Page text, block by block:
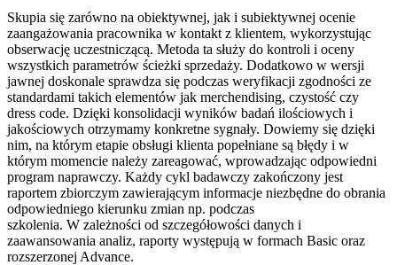
Skupia się zarówno na obiektywnej, jak i subiektywnej ocenie
zaangażowania pracownika w kontakt z klientem, wykorzystując
obserwację uczestniczącą. Metoda ta służy do kontroli i oceny
wszystkich parametrów ścieżki sprzedaży. Dodatkowo w wersji
jawnej doskonale sprawdza się podczas weryfikacji zgodności ze
standardami takich elementów jak merchendising, czystość czy
dress code. Dzięki konsolidacji wyników badań ilościowych i
jakościowych otrzymamy konkretne sygnały. Dowiemy się dzięki
nim, na którym etapie obsługi klienta popełniane są błędy i w
którym momencie należy zareagować, wprowadzając odpowiedni
program naprawczy. Każdy cykl badawczy zakończony jest
raportem zbiorczym zawierającym informacje niezbędne do obrania
odpowiedniego kierunku zmian np. podczas
szkolenia. W zależności od szczegółowości danych i
zaawansowania analiz, raporty występują w formach Basic oraz
rozszerzonej Advance.